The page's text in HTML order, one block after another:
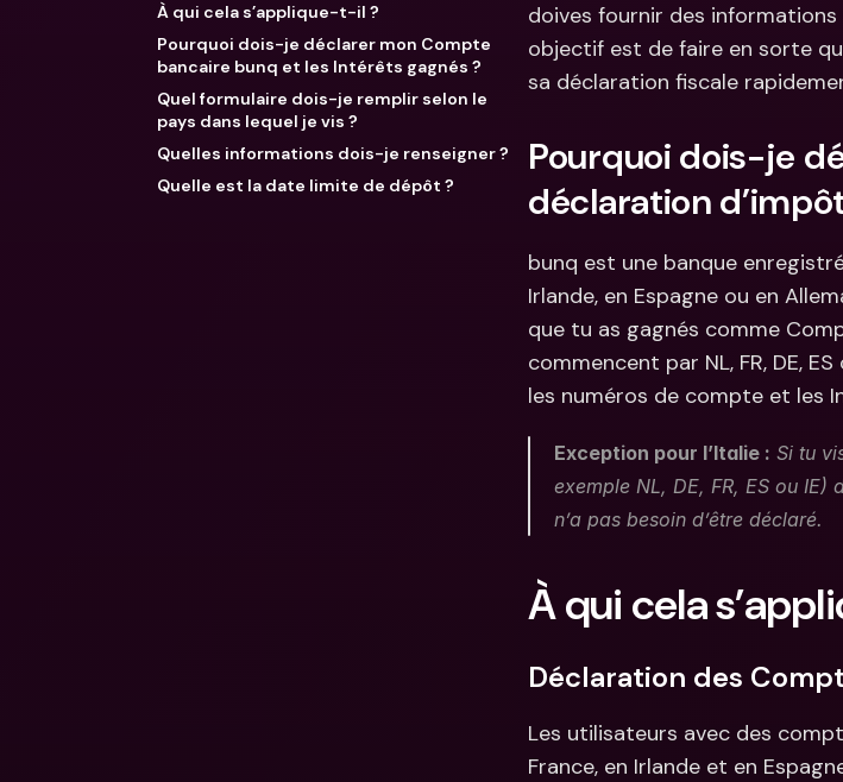
À qui cela s’applique-t-il ?
Pourquoi dois-je déclarer mon Compte
bancaire bunq et les Intérêts gagnés ?
Quel formulaire dois-je remplir selon le
pays dans lequel je vis ?
Quelles informations dois-je renseigner ?
Quelle est la date limite de dépôt ?
doives fournir des
objectif est de faire en sorte
sa déclaration fiscale
Pourquoi dois-je
déclaration
bunq est une banque
Irlande, en Espagne ou en
que tu as gagnés comme
commencent par NL, FR, DE,
les numéros de compte et les
Exception pour l’Italie : Si tu
exemple NL, DE, FR, ES ou IE)
n’a pas besoin d’être déclaré.
À qui cela
Déclaration des
Les utilisateurs avec des
France, en Irlande et en